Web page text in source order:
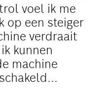
voel ik me
op een steiger
verdraait
kunnen
machine